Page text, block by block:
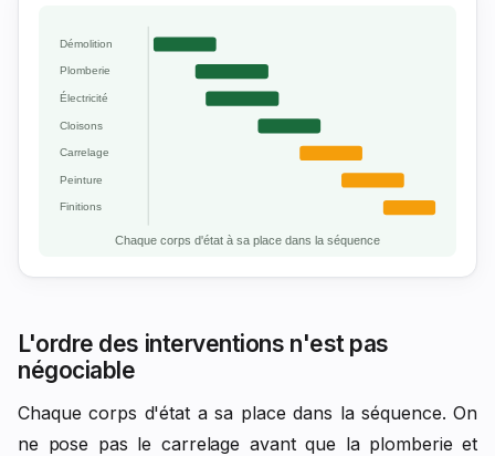
Démolition
Plomberie
Électricité
Cloisons
Carrelage
Peinture
Finitions
Chaque corps d'état à sa place dans la séquence
L'ordre des interventions n'est pas
négociable
Chaque corps d'état a sa place dans la séquence. On
ne pose pas le carrelage avant que la plomberie et